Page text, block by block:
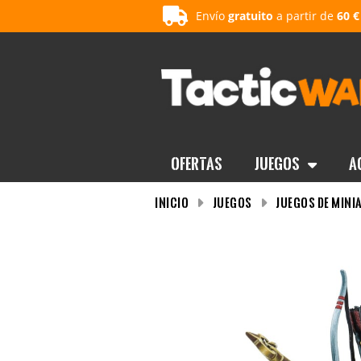
Envío gratuito a partir de 60 €
OFERTAS Juegos
INICIO Juegos Juegos de